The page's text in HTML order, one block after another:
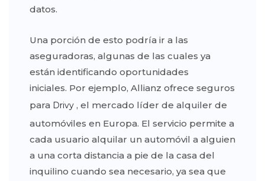
datos.
Una porción de esto podría ir a las
aseguradoras, algunas de las cuales ya
están identificando oportunidades
iniciales. Por ejemplo, Allianz ofrece seguros
para Drivy , el mercado líder de alquiler de
automóviles en Europa. El servicio permite a
cada usuario alquilar un automóvil a alguien
a una corta distancia a pie de la casa del
inquilino cuando sea necesario, ya sea que